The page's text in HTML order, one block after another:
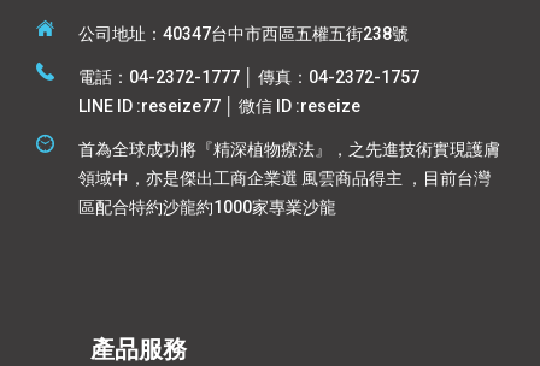
公司地址：40347台中市西區五權五街238號
電話：04-2372-1777 │ 傳真：04-2372-1757
LINE ID :reseize77 │ 微信 ID :reseize
首為全球成功將『精深植物療法』，之先進技術實現護膚
領域中，亦是傑出工商企業選 風雲商品得主 ，目前台灣
區配合特約沙龍約1000家專業沙龍
產品服務